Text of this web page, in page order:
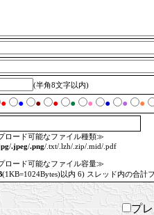
(半角8文字以内)
● ● ● ● ● ● ● ● ●
ロード可能なファイル種類≫
/.jpeg/.png/.txt/.lzh/.zip/.mid/.pdf
ロード可能なファイル容量≫
(1KB=1024Bytes)以内 6) スレッド内の合計
プ